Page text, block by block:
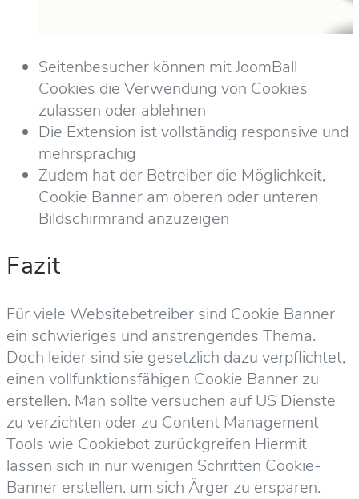
Seitenbesucher können mit JoomBall
Cookies die Verwendung von Cookies
zulassen oder ablehnen
Die Extension ist vollständig responsive und
mehrsprachig
Zudem hat der Betreiber die Möglichkeit,
Cookie Banner am oberen oder unteren
Bildschirmrand anzuzeigen
Fazit
Für viele Websitebetreiber sind Cookie Banner
ein schwieriges und anstrengendes Thema.
Doch leider sind sie gesetzlich dazu verpflichtet,
einen vollfunktionsfähigen Cookie Banner zu
erstellen. Man sollte versuchen auf US Dienste
zu verzichten oder zu Content Management
Tools wie Cookiebot zurückgreifen Hiermit
lassen sich in nur wenigen Schritten Cookie-
Banner erstellen. um sich Ärger zu ersparen.